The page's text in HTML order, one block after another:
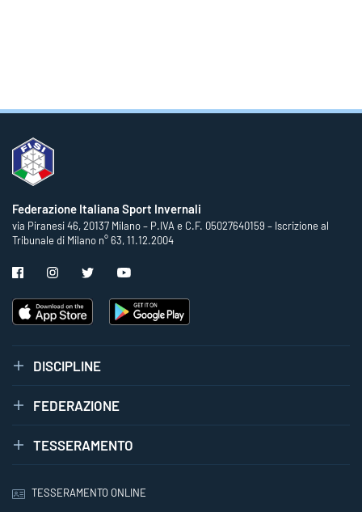
Federazione Italiana Sport Invernali
via Piranesi 46, 20137 Milano – P.IVA e C.F. 05027640159 – Iscrizione al
Tribunale di Milano n° 63, 11.12.2004
DISCIPLINE
FEDERAZIONE
TESSERAMENTO
TESSERAMENTO ONLINE